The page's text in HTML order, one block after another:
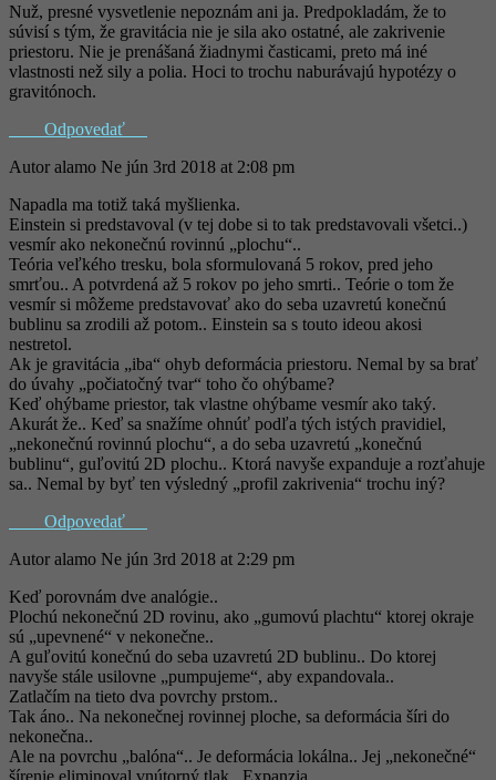
Nuž, presné vysvetlenie nepoznám ani ja. Predpokladám, že to
súvisí s tým, že gravitácia nie je sila ako ostatné, ale zakrivenie
priestoru. Nie je prenášaná žiadnymi časticami, preto má iné
vlastnosti než sily a polia. Hoci to trochu naburávajú hypotézy o
gravitónoch.
Odpovedať
Autor alamo Ne jún 3rd 2018 at 2:08 pm
Napadla ma totiž taká myšlienka.
Einstein si predstavoval (v tej dobe si to tak predstavovali všetci..)
vesmír ako nekonečnú rovinnú „plochu“..
Teória veľkého tresku, bola sformulovaná 5 rokov, pred jeho
smrťou.. A potvrdená až 5 rokov po jeho smrti.. Teórie o tom že
vesmír si môžeme predstavovať ako do seba uzavretú konečnú
bublinu sa zrodili až potom.. Einstein sa s touto ideou akosi
nestretol.
Ak je gravitácia „iba“ ohyb deformácia priestoru. Nemal by sa brať
do úvahy „počiatočný tvar“ toho čo ohýbame?
Keď ohýbame priestor, tak vlastne ohýbame vesmír ako taký.
Akurát že.. Keď sa snažíme ohnúť podľa tých istých pravidiel,
„nekonečnú rovinnú plochu“, a do seba uzavretú „konečnú
bublinu“, guľovitú 2D plochu.. Ktorá navyše expanduje a rozťahuje
sa.. Nemal by byť ten výsledný „profil zakrivenia“ trochu iný?
Odpovedať
Autor alamo Ne jún 3rd 2018 at 2:29 pm
Keď porovnám dve analógie..
Plochú nekonečnú 2D rovinu, ako „gumovú plachtu“ ktorej okraje
sú „upevnené“ v nekonečne..
A guľovitú konečnú do seba uzavretú 2D bublinu.. Do ktorej
navyše stále usilovne „pumpujeme“, aby expandovala..
Zatlačím na tieto dva povrchy prstom..
Tak áno.. Na nekonečnej rovinnej ploche, sa deformácia šíri do
nekonečna..
Ale na povrchu „balóna“.. Je deformácia lokálna.. Jej „nekonečné“
šírenie eliminoval vnútorný tlak.. Expanzia..